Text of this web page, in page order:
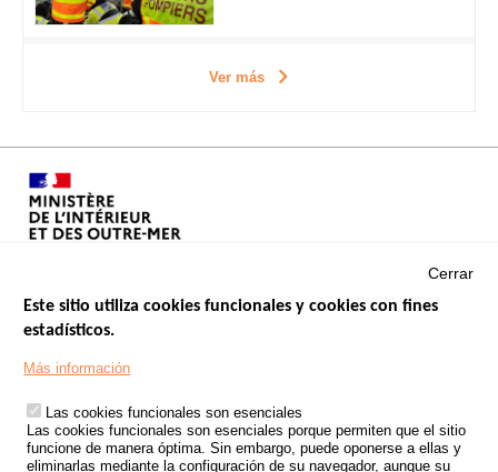
Ver más
Footer
TRATAMIENTO DE DATOS PERSONALES PROCEDENTES DE
ACCIDENTES DE TRÁFICO
Cerrar
Este sitio utiliza cookies funcionales y cookies con fines
estadísticos.
Más información
Las cookies funcionales son esenciales
Las cookies funcionales son esenciales porque permiten que el sitio
funcione de manera óptima. Sin embargo, puede oponerse a ellas y
eliminarlas mediante la configuración de su navegador, aunque su